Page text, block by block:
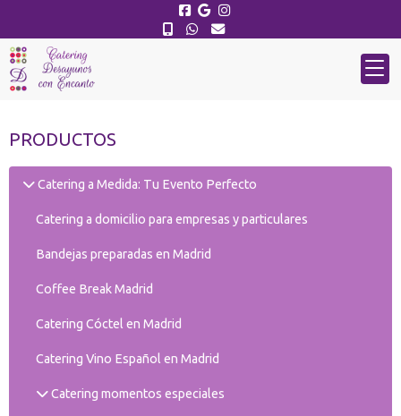
PRODUCTOS
Catering a Medida: Tu Evento Perfecto
Catering a domicilio para empresas y particulares
Bandejas preparadas en Madrid
Coffee Break Madrid
Catering Cóctel en Madrid
Catering Vino Español en Madrid
Catering momentos especiales